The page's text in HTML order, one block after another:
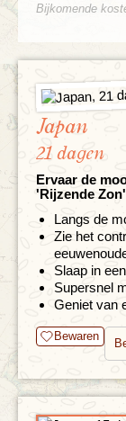
Bijkomende
Japan
21 dagen
Ervaar de
'Rijzende Zon'
Langs de
Zie het
Slaap in
Supersnel
Geniet van
Bewaren